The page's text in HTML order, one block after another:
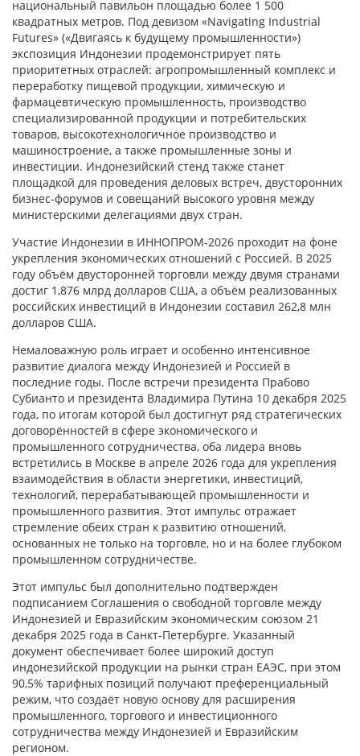
национальный павильон площадью более 1 500
квадратных метров. Под девизом «Navigating Industrial
Futures» («Двигаясь к будущему промышленности»)
экспозиция Индонезии продемонстрирует пять
приоритетных отраслей: агропромышленный комплекс и
переработку пищевой продукции, химическую и
фармацевтическую промышленность, производство
специализированной продукции и потребительских
товаров, высокотехнологичное производство и
машиностроение, а также промышленные зоны и
инвестиции. Индонезийский стенд также станет
площадкой для проведения деловых встреч, двусторонних
бизнес-форумов и совещаний высокого уровня между
министерскими делегациями двух стран.
Участие Индонезии в ИННОПРОМ-2026 проходит на фоне
укрепления экономических отношений с Россией. В 2025
году объём двусторонней торговли между двумя странами
достиг 1,876 млрд долларов США, а объём реализованных
российских инвестиций в Индонезии составил 262,8 млн
долларов США.
Немаловажную роль играет и особенно интенсивное
развитие диалога между Индонезией и Россией в
последние годы. После встречи президента Прабово
Субианто и президента Владимира Путина 10 декабря 2025
года, по итогам которой был достигнут ряд стратегических
договорённостей в сфере экономического и
промышленного сотрудничества, оба лидера вновь
встретились в Москве в апреле 2026 года для укрепления
взаимодействия в области энергетики, инвестиций,
технологий, перерабатывающей промышленности и
промышленного развития. Этот импульс отражает
стремление обеих стран к развитию отношений,
основанных не только на торговле, но и на более глубоком
промышленном сотрудничестве.
Этот импульс был дополнительно подтвержден
подписанием Соглашения о свободной торговле между
Индонезией и Евразийским экономическим союзом 21
декабря 2025 года в Санкт-Петербурге. Указанный
документ обеспечивает более широкий доступ
индонезийской продукции на рынки стран ЕАЭС, при этом
90,5% тарифных позиций получают преференциальный
режим, что создаёт новую основу для расширения
промышленного, торгового и инвестиционного
сотрудничества между Индонезией и Евразийским
регионом.